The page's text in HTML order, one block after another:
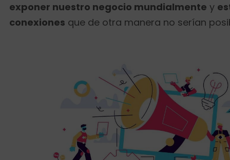
exponer nuestro negocio mundialmente y
conexiones que de otra manera no serían